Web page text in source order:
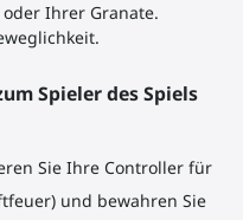
Ihrer Granate.
Spieler des Spiels
Sie Ihre Controller für
und bewahren Sie